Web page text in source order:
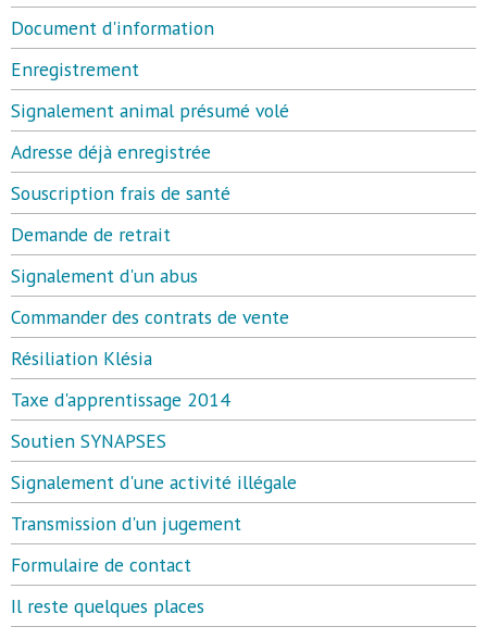
Document d'information
Enregistrement
Signalement animal présumé volé
Adresse déjà enregistrée
Souscription frais de santé
Demande de retrait
Signalement d'un abus
Commander des contrats de vente
Résiliation Klésia
Taxe d'apprentissage 2014
Soutien SYNAPSES
Signalement d'une activité illégale
Transmission d'un jugement
Formulaire de contact
Il reste quelques places